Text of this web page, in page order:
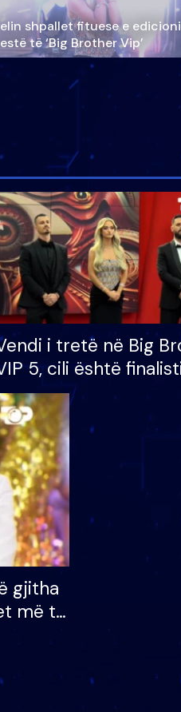
shpallet fituese e
të ‘Big Brother Vip’
i tretë në Big
5, cili është
që lë shtëpinë
gjitha
më të
më